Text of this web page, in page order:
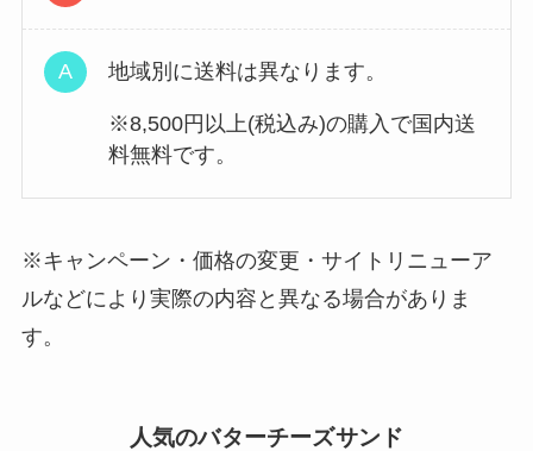
地域別に送料は異なります。
※8,500円以上(税込み)の購入で国内送
料無料です。
※キャンペーン・価格の変更・サイトリニューア
ルなどにより実際の内容と異なる場合がありま
す。
人気のバターチーズサンド